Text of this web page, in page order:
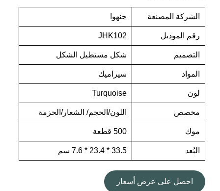
الشركة المصنعة جنهوا
رقم الموديل JHK102
التصميم شكل مستطيل الشكل
المواد سيراميك
لون Turquoise
مخصص اللون/الحجم/ الشعار/الحزمة
موك 500 قطعة
البُعد 33.5 * 23.4 * 7.6 سم
احصل على عرض أسعار